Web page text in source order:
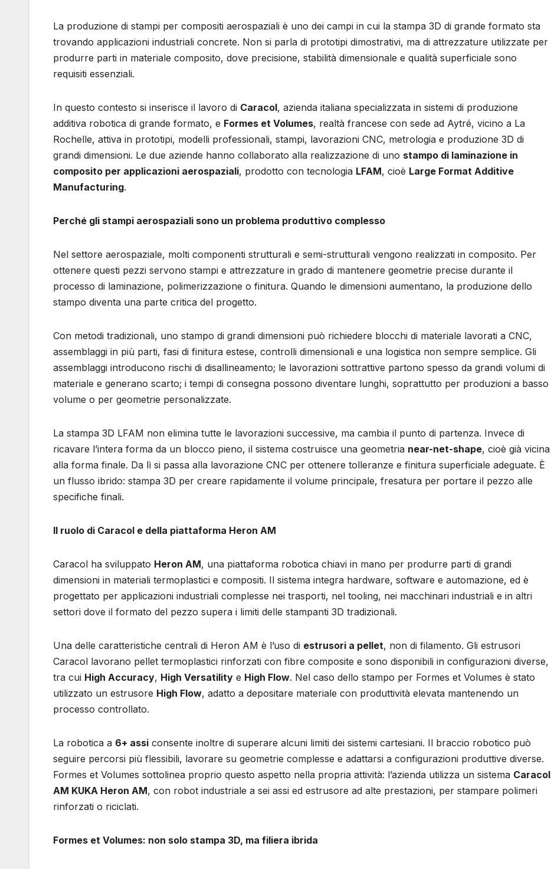
La produzione di stampi per compositi aerospaziali è uno dei campi in cui la stampa 3D di grande formato sta
trovando applicazioni industriali concrete. Non si parla di prototipi dimostrativi, ma di attrezzature utilizzate per
produrre parti in materiale composito, dove precisione, stabilità dimensionale e qualità superficiale sono
requisiti essenziali.
In questo contesto si inserisce il lavoro di Caracol, azienda italiana specializzata in sistemi di produzione
additiva robotica di grande formato, e Formes et Volumes, realtà francese con sede ad Aytré, vicino a La
Rochelle, attiva in prototipi, modelli professionali, stampi, lavorazioni CNC, metrologia e produzione 3D di
grandi dimensioni. Le due aziende hanno collaborato alla realizzazione di uno stampo di laminazione in
composito per applicazioni aerospaziali, prodotto con tecnologia LFAM, cioè Large Format Additive
Manufacturing.
Perché gli stampi aerospaziali sono un problema produttivo complesso
Nel settore aerospaziale, molti componenti strutturali e semi-strutturali vengono realizzati in composito. Per
ottenere questi pezzi servono stampi e attrezzature in grado di mantenere geometrie precise durante il
processo di laminazione, polimerizzazione o finitura. Quando le dimensioni aumentano, la produzione dello
stampo diventa una parte critica del progetto.
Con metodi tradizionali, uno stampo di grandi dimensioni può richiedere blocchi di materiale lavorati a CNC,
assemblaggi in più parti, fasi di finitura estese, controlli dimensionali e una logistica non sempre semplice. Gli
assemblaggi introducono rischi di disallineamento; le lavorazioni sottrattive partono spesso da grandi volumi di
materiale e generano scarto; i tempi di consegna possono diventare lunghi, soprattutto per produzioni a basso
volume o per geometrie personalizzate.
La stampa 3D LFAM non elimina tutte le lavorazioni successive, ma cambia il punto di partenza. Invece di
ricavare l’intera forma da un blocco pieno, il sistema costruisce una geometria near-net-shape, cioè già vicina
alla forma finale. Da lì si passa alla lavorazione CNC per ottenere tolleranze e finitura superficiale adeguate. È
un flusso ibrido: stampa 3D per creare rapidamente il volume principale, fresatura per portare il pezzo alle
specifiche finali.
Il ruolo di Caracol e della piattaforma Heron AM
Caracol ha sviluppato Heron AM, una piattaforma robotica chiavi in mano per produrre parti di grandi
dimensioni in materiali termoplastici e compositi. Il sistema integra hardware, software e automazione, ed è
progettato per applicazioni industriali complesse nei trasporti, nel tooling, nei macchinari industriali e in altri
settori dove il formato del pezzo supera i limiti delle stampanti 3D tradizionali.
Una delle caratteristiche centrali di Heron AM è l’uso di estrusori a pellet, non di filamento. Gli estrusori
Caracol lavorano pellet termoplastici rinforzati con fibre composite e sono disponibili in configurazioni diverse,
tra cui High Accuracy, High Versatility e High Flow. Nel caso dello stampo per Formes et Volumes è stato
utilizzato un estrusore High Flow, adatto a depositare materiale con produttività elevata mantenendo un
processo controllato.
La robotica a 6+ assi consente inoltre di superare alcuni limiti dei sistemi cartesiani. Il braccio robotico può
seguire percorsi più flessibili, lavorare su geometrie complesse e adattarsi a configurazioni produttive diverse.
Formes et Volumes sottolinea proprio questo aspetto nella propria attività: l’azienda utilizza un sistema Caracol
AM KUKA Heron AM, con robot industriale a sei assi ed estrusore ad alte prestazioni, per stampare polimeri
rinforzati o riciclati.
Formes et Volumes: non solo stampa 3D, ma filiera ibrida